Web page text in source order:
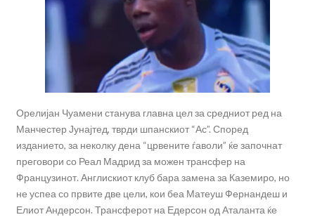
Орелијан Чуамени станува главна цел за средниот ред на
Манчестер Јунајтед, тврди шпанскиот “Ас”. Според
изданието, за неколку дена “црвените ѓаволи” ќе започнат
преговори со Реал Мадрид за можен трансфер на
Французинот. Англискиот клуб бара замена за Каземиро, но
не успеа со првите две цели, кои беа Матеуш Фернандеш и
Елиот Андерсон. Трансферот на Едерсон од Аталанта ќе